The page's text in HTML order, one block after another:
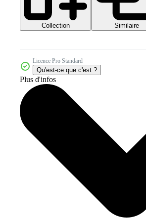
Collection Similaire
Licence Pro Standard
Qu'est-ce que c'est ?
Plus d'infos